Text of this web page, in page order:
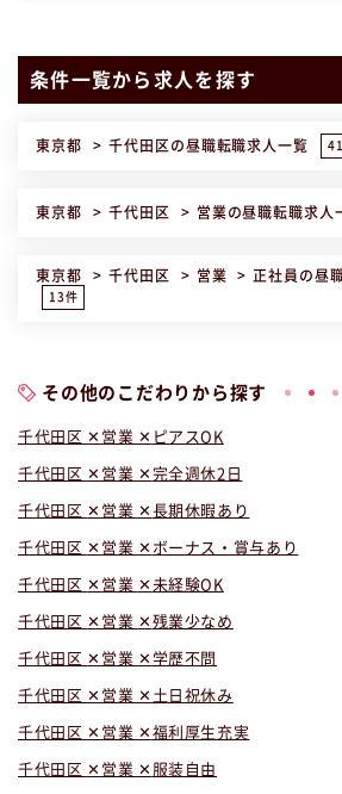
条件一覧から求人を探す
東京都 千代田区の昼職転職求人一覧
東京都 千代田区 営業の昼職転職求人
東京都 千代田区 営業 正社員 の昼
13件
その他のこだわりから探す
千代田区 営業 ピアスOK
千代田区 営業 完全週休2日
千代田区 営業 長期休暇あり
千代田区 営業 ボーナス・賞与あり
千代田区 営業 未経験OK
千代田区 営業 残業少なめ
千代田区 営業 学歴不問
千代田区 営業 土日祝休み
千代田区 営業 福利厚生充実
千代田区 営業 服装自由